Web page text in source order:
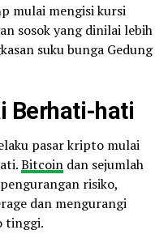
mulai mengisi kursi
sosok yang dinilai lebih
suku bunga Gedung
Berhati-hati
pasar kripto mulai
Bitcoin dan sejumlah
risiko,
dan mengurangi
tinggi.